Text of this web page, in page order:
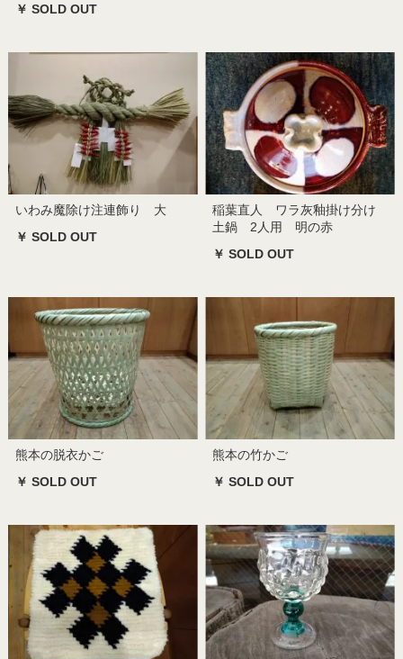
￥ SOLD OUT
いわみ魔除け注連飾り 大
￥ SOLD OUT
稲葉直人 ワラ灰釉掛け分け
土鍋 2人用 明の赤
￥ SOLD OUT
熊本の脱衣かご
￥ SOLD OUT
熊本の竹かご
￥ SOLD OUT